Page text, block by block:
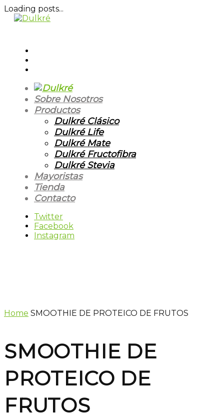
Loading posts...
Sobre Nosotros
Productos
Dulkré Clásico
Dulkré Life
Dulkré Mate
Dulkré Fructofibra
Dulkré Stevia
Mayoristas
Tienda
Contacto
Twitter
Facebook
Instagram
Home SMOOTHIE DE PROTEICO DE FRUTOS
SMOOTHIE DE
PROTEICO DE
FRUTOS